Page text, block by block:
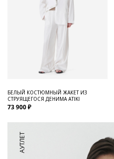
БЕЛЫЙ КОСТЮМНЫЙ ЖАКЕТ ИЗ
СТРУЯЩЕГОСЯ ДЕНИМА ATIKI
73 900 ₽
АУТЛЕТ